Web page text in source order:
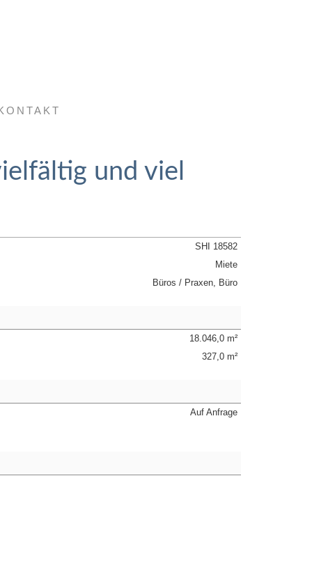
und viel
SHI 18582
Miete
Büros / Praxen, Büro
18.046,0 m²
327,0 m²
Auf Anfrage